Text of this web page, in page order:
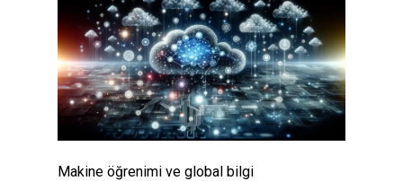
Makine öğrenimi ve global bilgi